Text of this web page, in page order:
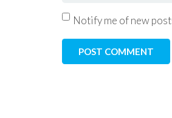
Notify me of new